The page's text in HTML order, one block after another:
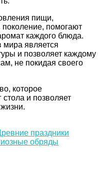
пищи,
помогают
каждого блюда.
мира является
и позволяет каждому
не покидая своего
которое
и позволяет
праздники
обряды